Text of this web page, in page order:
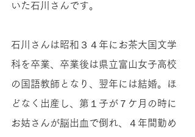
いた石川さんです。
石川さんは昭和３４年にお茶大国文学
科を卒業、卒業後は県立富山女子高校
の国語教師となり、翌年には結婚。ほ
どなく出産し、第１子が７ケ月の時に
お姑さんが脳出血で倒れ、４年間勤め